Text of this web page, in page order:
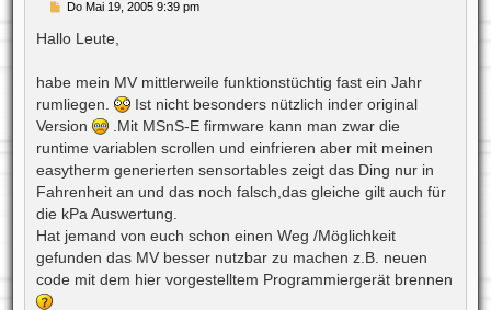
B
i
t
g
Do Mai 19, 2005 9:39 pm
Hallo Leute,
habe mein MV mittlerweile funktionstüchtig fast ein Jahr
rumliegen.
Ist nicht besonders nützlich inder original
Version
.Mit MSnS-E firmware kann man zwar die
runtime variablen scrollen und einfrieren aber mit meinen
easytherm generierten sensortables zeigt das Ding nur in
Fahrenheit an und das noch falsch,das gleiche gilt auch für
die kPa Auswertung.
Hat jemand von euch schon einen Weg /Möglichkeit
gefunden das MV besser nutzbar zu machen z.B. neuen
code mit dem hier vorgestelltem Programmiergerät brennen